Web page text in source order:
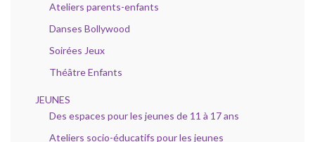
Ateliers parents-enfants
Danses Bollywood
Soirées Jeux
Théâtre Enfants
JEUNES
Des espaces pour les jeunes de 11 à 17 ans
Ateliers socio-éducatifs pour les jeunes